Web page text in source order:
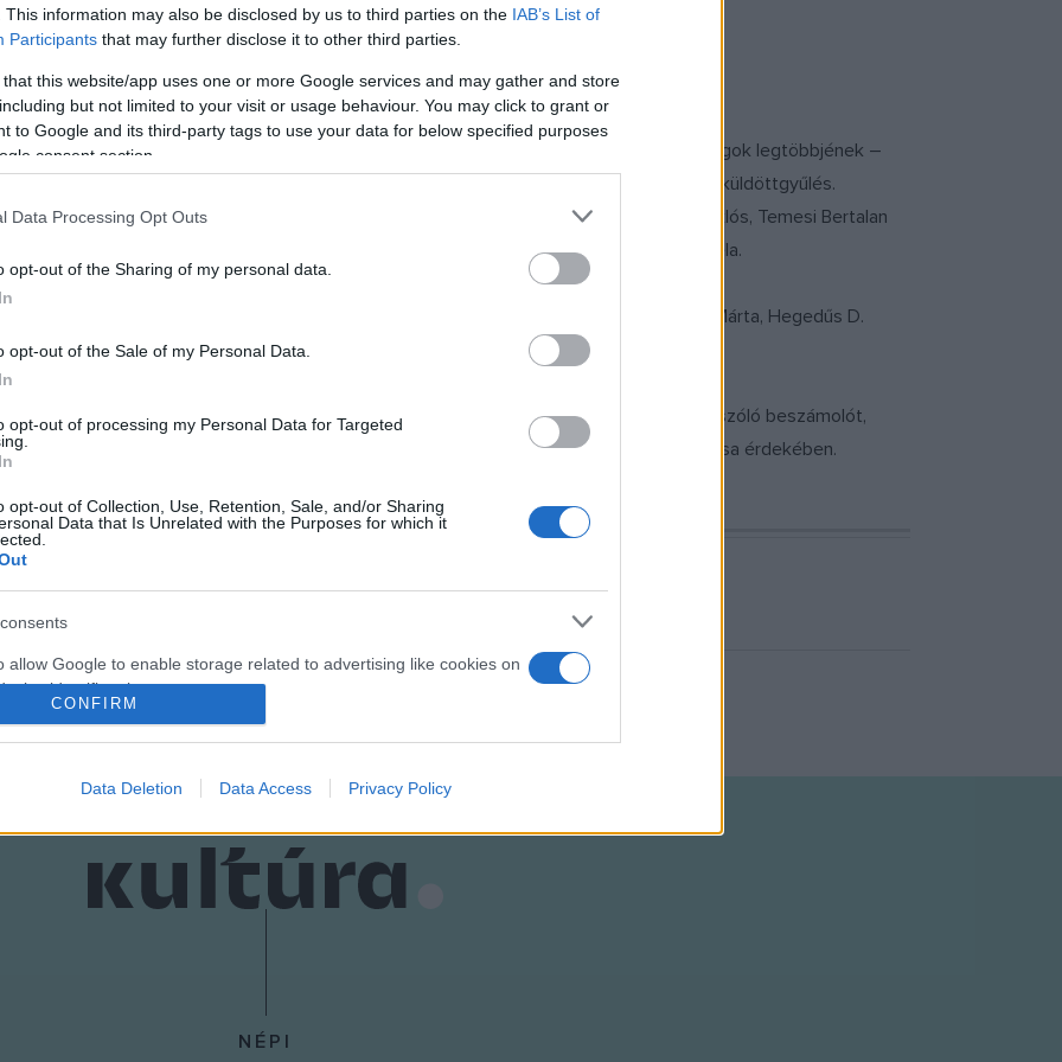
This information may also be disclosed by us to third parties on the IAB’s List of
Participants that may further disclose it to other third parties.
that this website/app uses one or more Google services and may gather and store
but not limited to your visit or usage behaviour. You may click to grant or
to Google and its third-party tags to use your data for below specified purposes
consent section.
Data Processing Opt Outs
opt-out of the Sharing of my personal data.
opt-out of the Sale of my Personal Data.
opt-out of processing my Personal Data for Targeted
opt-out of Collection, Use, Retention, Sale, and/or Sharing
Data that Is Unrelated with the Purposes for which it
allow Google to enable storage related to advertising like cookies on
identifiers in apps.
allow Google to enable storage related to analytics like cookies on
identifiers in apps.
allow Google to enable storage related to personalization.
CONFIRM
Data Deletion Data Access Privacy Policy
táncművész, Sztevanovity Zorán zeneművész és Zsilák György artistaművész.
tagja Fehér Anna színművész, Földi Béla táncművész és Horváth Kornél zeneművész.
létszáma. A Zene- és Táncművészek Jogdíjbizottsága 15 tagúra bővült. Az eddigi tagok legtöbbjének –
óta, azaz több mint 30 éve segítik a közös munkát – ismét bizalmat szavazott a küldöttgyűlés.
Brieber János, Gyimesi László, Koncz Zsuzsa, Szabó András Bálint, Szenthelyi Miklós, Temesi Bertalan
Károly, László Attila, Póka Egon, Rotter Oszkár, Topolánszky Tamás és Zsoldos Béla.
munkáját. Megválasztott tagjai Borbás Gabi, Császár Angela, Detre Annamária, Egri Márta, Hegedűs D.
Pálos Zsuzsa, Rába Roland és Rajkai Zoltán.
okozta károk enyhítésére tett intézkedésekről és szociális támogatási programokról szóló beszámolót,
tett javaslatot a soron következő jogdíjfelosztás folyamatának felgyorsítása érdekében.
NÉPI